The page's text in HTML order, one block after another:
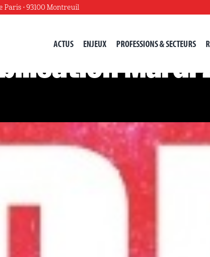
Paris • 93100 Montreuil
ACTUS ENJEUX PROFESSIONS & SECTEURS
Mardi